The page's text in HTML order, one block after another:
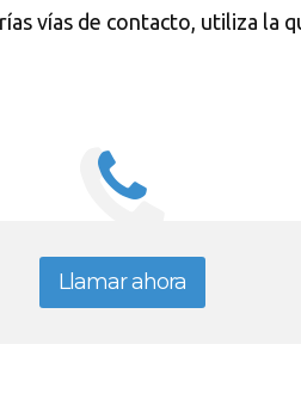
vías de contacto, utiliza la
Llamar ahora